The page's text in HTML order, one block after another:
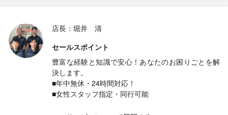
店長：堀井 清
セールスポイント
豊富な経験と知識で安心！あなたのお困りごとを解
決します。
■年中無休・24時間対応！
■女性スタッフ指定・同行可能